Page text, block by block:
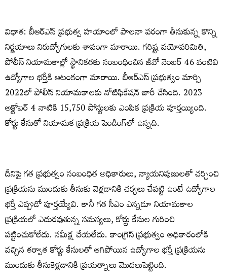
విధాత‌: బీఆర్‌ఎస్‌ ప్రభుత్వ హయాంలో పాలనా పరంగా తీసుకున్న కొన్ని
నిర్ణయాలు నిరుద్యోగులకు శాపంగా మారాయి. గరిష్ట వయోపరిమితి,
పోలీస్‌ నియామకాల్లో స్థానికతకు సంబంధించిన జీవో నెంబ‌ర్‌ 46 వంటివి
ఉద్యోగాల భర్తీకి ఆటంకంగా మారాయి. బీఆర్‌ఎస్‌ ప్రభుత్వం మార్చి
2022లో పోలీస్‌ నియామకాలకు నోటిఫికేషన్‌ జారీ చేసింది. 2023
అక్టోబర్‌ 4 నాటికి 15,750 పోస్టులకు ఎంపిక ప్రక్రియ పూర్తయ్యింది.
కోర్టు కేసుతో నియామక ప్రక్రియ పెండింగ్‌లో ఉన్నది.
దీనిపై గత ప్రభుత్వం సంబంధిత అధికారులు, న్యాయనిపుణులతో చర్చించి
ప్రక్రియను ముందుకు తీసుకు వెళ్లడానికి చర్యలు చేపట్టి ఉంటే ఉద్యోగాల
భర్తీ ఎప్పుడో పూర్తయ్యేవి. కానీ గత సీఎం ఎన్నడూ నియామకాల
ప్రక్రియలో ఎదురవుతున్న సమస్యలు, కోర్టు కేసుల గురించి
పట్టించుకోలేదు. సమీక్ష చేయలేదు. కాంగ్రెస్‌ ప్రభుత్వం అధికారంలోకి
వచ్చిన తర్వాత కోర్టు కేసులతో ఆగిపోయిన ఉద్యోగాల భర్తీ ప్రక్రియను
ముందుకు తీసుకెళ్లడానికి ప్రయత్నాలు మొదలుపెట్టింది.